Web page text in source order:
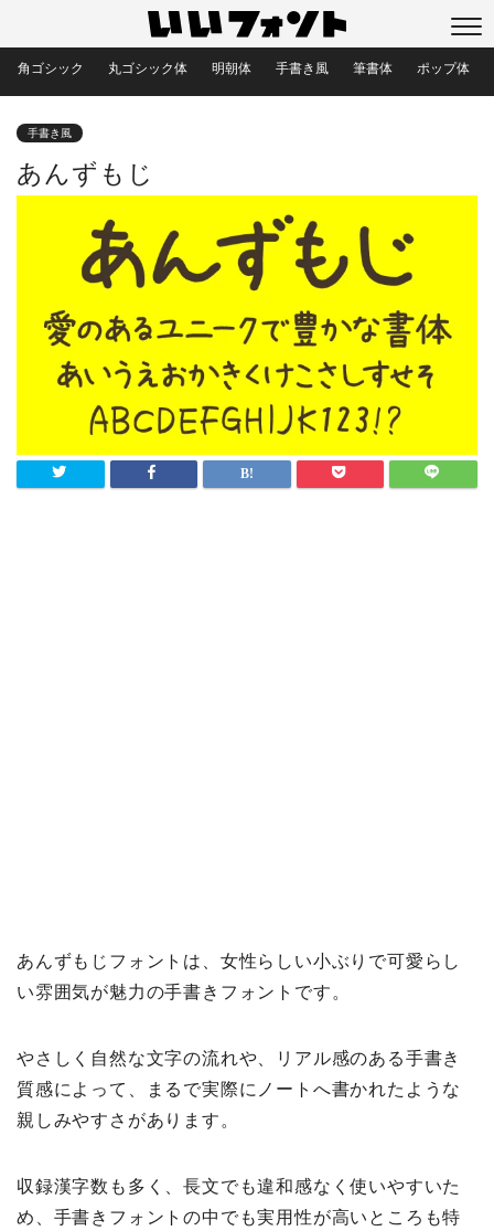
角ゴシック 丸ゴシック体 明朝体 手書き風 筆書体 ポップ体
手書き風
あんずもじ
あんずもじフォントは、女性らしい小ぶりで可愛らし
い雰囲気が魅力の手書きフォントです。
やさしく自然な文字の流れや、リアル感のある手書き
質感によって、まるで実際にノートへ書かれたような
親しみやすさがあります。
収録漢字数も多く、長文でも違和感なく使いやすいた
め、手書きフォントの中でも実用性が高いところも特